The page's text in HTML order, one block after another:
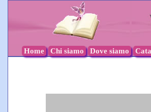
Home Chi siamo Dove siamo